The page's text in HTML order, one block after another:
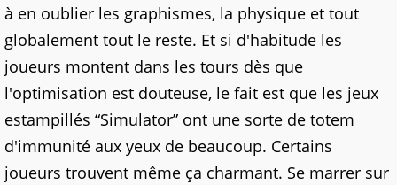
à en oublier les graphismes, la physique et tout
globalement tout le reste. Et si d'habitude les
joueurs montent dans les tours dès que
l'optimisation est douteuse, le fait est que les jeux
estampillés “Simulator” ont une sorte de totem
d'immunité aux yeux de beaucoup. Certains
joueurs trouvent même ça charmant. Se marrer sur